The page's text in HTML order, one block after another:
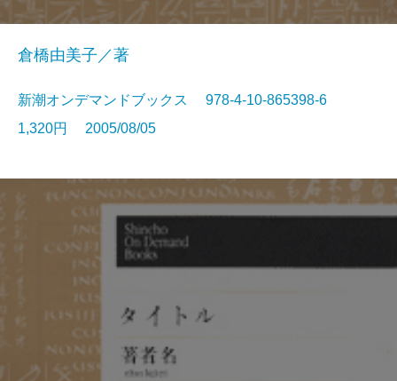
倉橋由美子／著
新潮オンデマンドブックス 978-4-10-865398-6
1,320円 2005/08/05